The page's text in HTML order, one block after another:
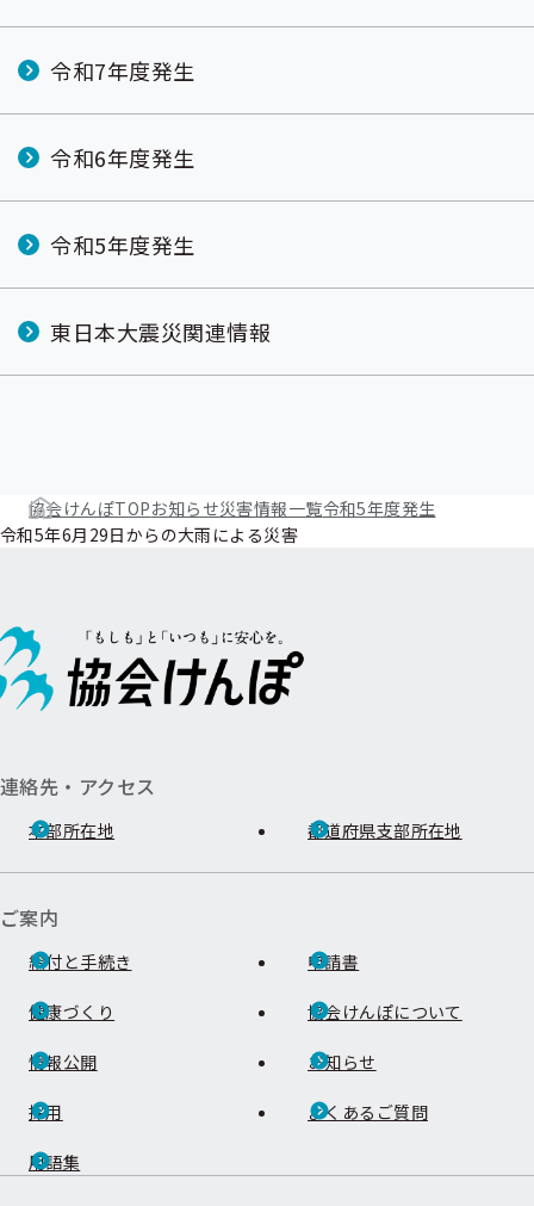
令和7年度発生
令和6年度発生
令和5年度発生
東日本大震災関連情報
協会けんぽTOPお知らせ災害情報一覧令和5年度発生
令和5年6月29日からの大雨による災害
連絡先・アクセス
本部所在地 都道府県支部所在地
ご案内
給付と手続き 申請書
健康づくり 協会けんぽについて
情報公開 お知らせ
採用 よくあるご質問
用語集